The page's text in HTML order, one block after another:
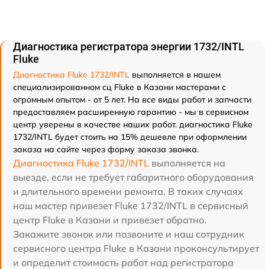
Диагностика регистратора энергии 1732/INTL
Fluke
Диагностика Fluke 1732/INTL выполняется в нашем
специализированном сц Fluke в Казани мастерами с
огромным опытом - от 5 лет. На все виды работ и запчасти
предоставляем расширенную гарантию - мы в сервисном
центр уверены в качестве наших работ. диагностика Fluke
1732/INTL будет стоить на 15% дешевле при оформлении
заказа на сайте через форму заказа звонка.
Диагностика Fluke 1732/INTL выполняется на
выезде, если не требует габаритного оборудования
и длительного времени ремонта. В таких случаях
наш мастер привезет Fluke 1732/INTL в сервисный
центр Fluke в Казани и привезет обратно.
Закажите звонок или позвоните и наш сотрудник
сервисного центра Fluke в Казани проконсультирует
и определит стоимость работ над регистратора